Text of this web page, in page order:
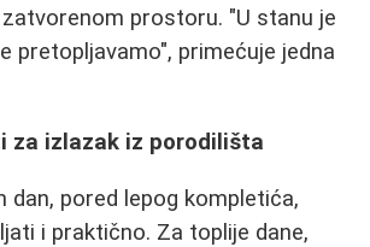
prostoru. "U stanu je
pretopljavamo", primećuje jedna
za izlazak iz porodilišta
dan, pored lepog kompletića,
i praktično. Za toplije dane,